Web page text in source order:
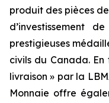
produit des pièces
d’investissement
prestigieuses
civils du Canada.
livraison » par la
Monnaie offre